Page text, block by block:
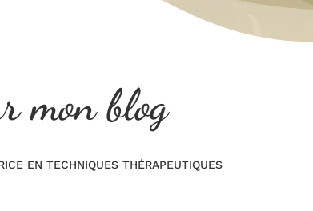
mon blog
EN TECHNIQUES THÉRAPEUTIQUES